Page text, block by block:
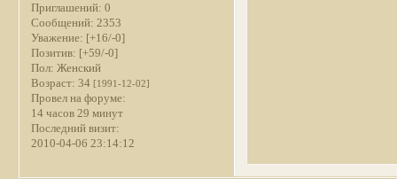
Приглашений: 0
Сообщений: 2353
Уважение: [+16/-0]
Позитив: [+59/-0]
Пол: Женский
Возраст: 34 [1991-12-02]
Провел на форуме:
14 часов 29 минут
Последний визит:
2010-04-06 23:14:12